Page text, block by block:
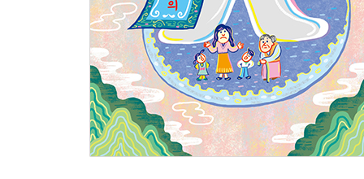
에필로그 모두가 안전하고 행복한 세상